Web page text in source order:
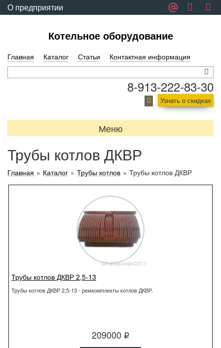
О предприятии
Котельное оборудование
Главная Каталог Статьи Контактная информация
8-913-222-83-30
Узнать о скидках
Меню
Трубы котлов ДКВР
Главная » Каталог » Трубы котлов » Трубы котлов ДКВР
Трубы котлов ДКВР 2,5-13
Трубы котлов ДКВР 2,5-13 - ремкомплекты котлов ДКВР.
209000 q